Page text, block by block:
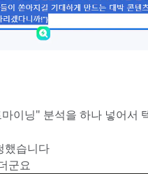
이닝" 분석을 하나 넣어서
했습니다
군요